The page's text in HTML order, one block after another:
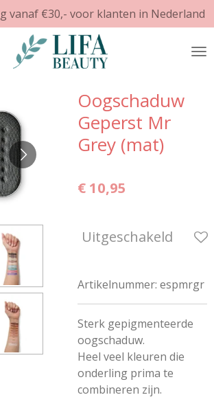
vanaf €30,- voor klanten in Nederland
Oogschaduw
Geperst Mr
Grey (mat)
€ 10,95
Uitgeschakeld
Artikelnummer: espmrgr
Sterk gepigmenteerde
oogschaduw.
Heel veel kleuren die
onderling prima te
combineren zijn.